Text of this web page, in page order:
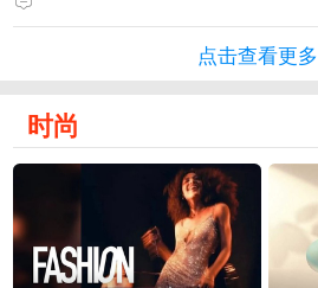
点击查看更多
时尚